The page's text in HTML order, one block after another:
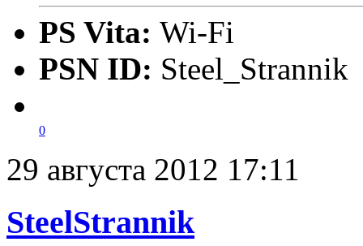
PS Vita: Wi-Fi
PSN ID: Steel_Strannik
0
29 августа 2012 17:11
SteelStrannik